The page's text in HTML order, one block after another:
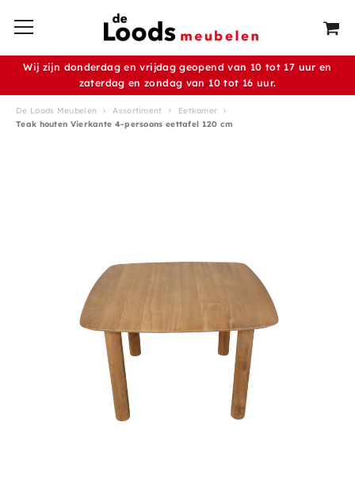
Wij zijn donderdag en vrijdag geopend van 10 tot 17 uur en
zaterdag en zondag van 10 tot 16 uur.
De Loods Meubelen Assortiment
Eetkamer
Teak houten Vierkante 4-persoons eettafel 120 cm